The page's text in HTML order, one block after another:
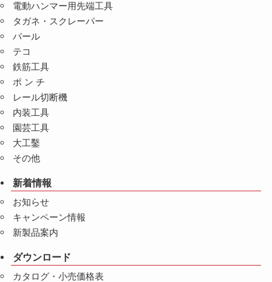
電動ハンマー用先端工具
タガネ・スクレーパー
バール
テコ
鉄筋工具
ポ ン チ
レール切断機
内装工具
園芸工具
大工鑿
その他
新着情報
お知らせ
キャンペーン情報
新製品案内
ダウンロード
カタログ・小売価格表